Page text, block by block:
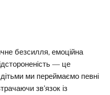
безсилля, емоційна
— це
ми переймаємо певні
зв’язок із